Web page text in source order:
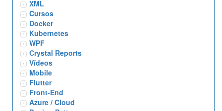
XML
Cursos
Docker
Kubernetes
WPF
Crystal Reports
Vídeos
Mobile
Flutter
Front-End
Azure / Cloud